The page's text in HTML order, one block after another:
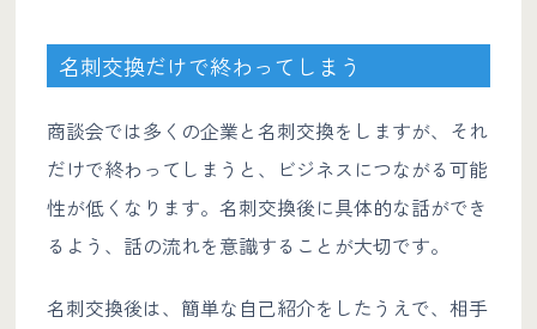
名刺交換だけで終わってしまう
商談会では多くの企業と名刺交換をしますが、それ
だけで終わってしまうと、ビジネスにつながる可能
性が低くなります。名刺交換後に具体的な話ができ
るよう、話の流れを意識することが大切です。
名刺交換後は、簡単な自己紹介をしたうえで、相手